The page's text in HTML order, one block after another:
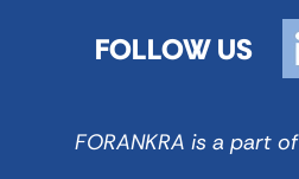
FOLLOW US
FORANKRA is a part of